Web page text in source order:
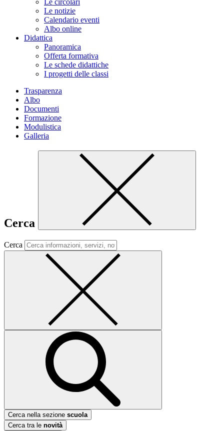
Le circolari
Le notizie
Calendario eventi
Albo online
Didattica
Panoramica
Offerta formativa
Le schede didattiche
I progetti delle classi
Trasparenza
Albo
Documenti
Formazione
Modulistica
Galleria
Cerca
Cerca
Cerca nella sezione scuola
Cerca tra le novità